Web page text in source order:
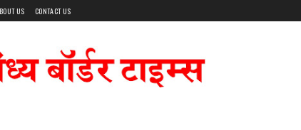
US CONTACT US